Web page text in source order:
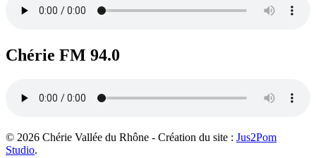
Chérie FM 94.0
© 2026 Chérie Vallée du Rhône - Création du site : Jus2Pom
Studio.